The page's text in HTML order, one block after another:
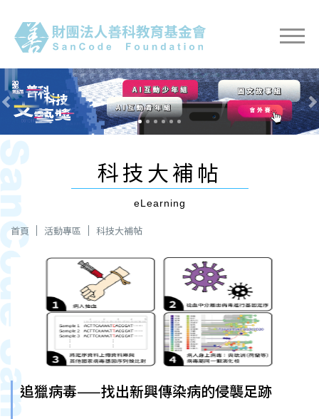
Previous Next
科技大補帖
eLearning
首頁 活動專區 科技大補帖
追獵病毒——找出新興傳染病的侵襲足跡